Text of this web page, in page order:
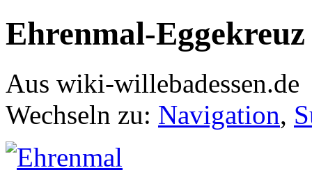
Ehrenmal-
Aus wiki-willebadessen.de
Wechseln zu: Navigation,